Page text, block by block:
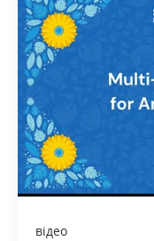
відео